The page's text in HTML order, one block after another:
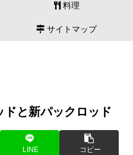
料理
サイトマップ
ドと新パックロッド
LINE コピー